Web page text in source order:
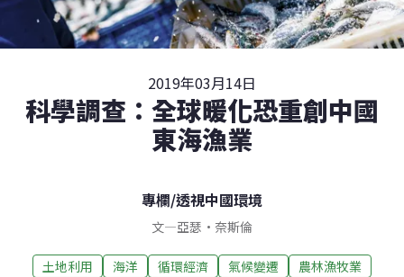
2019年03月14日
科學調查：全球暖化恐重創中國
東海漁業
專欄/透視中國環境
文—亞瑟·奈斯倫
土地利用 海洋 循環經濟 氣候變遷
農林漁牧業